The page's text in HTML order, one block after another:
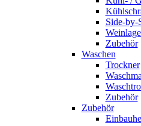
Side-by-
Zubehör
Waschen
Trockner
Zubehör
Zubehör